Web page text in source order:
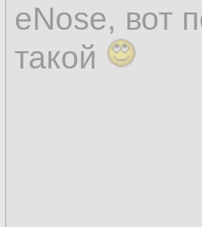
eNose, вот
такой